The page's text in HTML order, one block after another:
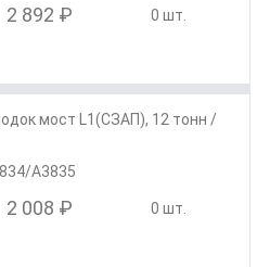
2 892 ₽ 0 шт.
мост L1(СЗАП), 12 тонн /
А3835
2 008 ₽ 0 шт.